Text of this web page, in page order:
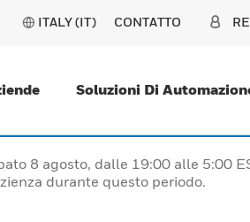
ITALY (IT) CONTATTO
Soluzioni Di
8 agosto, dalle 19:00 alle 5:00
durante questo periodo.